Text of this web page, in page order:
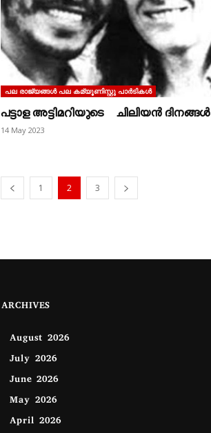
പല രാജ്യങ്ങള്‍ പല കമ്യൂണിസ്റ്റു പാര്‍ടികള്‍
പട്ടാള അട്ടിമറിയുടെ ചിലിയൻ ദിനങ്ങൾ
14 May 2023
1 2 3
ARCHIVES
August 2026
July 2026
June 2026
May 2026
April 2026